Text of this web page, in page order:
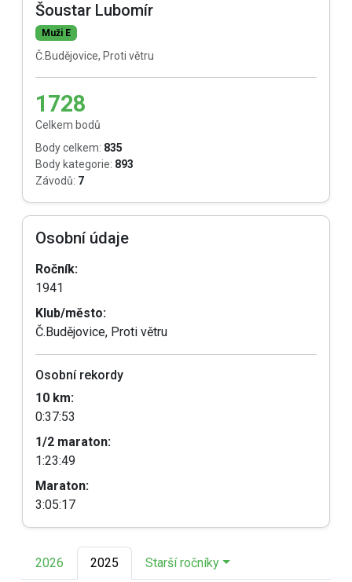
Šoustar Lubomír
Muži E
Č.Budějovice, Proti větru
1728
Celkem bodů
Body celkem: 835
Body kategorie: 893
Závodů: 7
Osobní údaje
Ročník:
1941
Klub/město:
Č.Budějovice, Proti větru
Osobní rekordy
10 km:
0:37:53
1/2 maraton:
1:23:49
Maraton:
3:05:17
2026 2025 Starší ročníky